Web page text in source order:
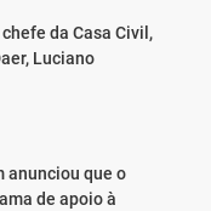
da Casa Civil,
Luciano
anunciou que o
de apoio à